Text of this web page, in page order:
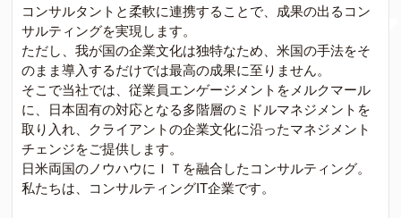
コンサルタントと柔軟に連携することで、成果の出るコン
サルティングを実現します。
ただし、我が国の企業文化は独特なため、米国の手法をそ
のまま導入するだけでは最高の成果に至りません。
そこで当社では、従業員エンゲージメントをメルクマール
に、日本固有の対応となる多階層のミドルマネジメントを
取り入れ、クライアントの企業文化に沿ったマネジメント
チェンジをご提供します。
日米両国のノウハウにＩＴを融合したコンサルティング。
私たちは、コンサルティングIT企業です。